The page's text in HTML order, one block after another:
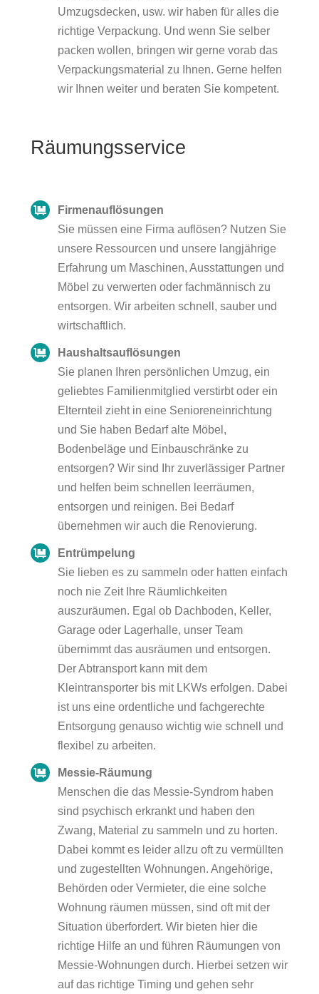
Umzugsdecken, usw. wir haben für alles die
richtige Verpackung. Und wenn Sie selber
packen wollen, bringen wir gerne vorab das
Verpackungsmaterial zu Ihnen. Gerne helfen
wir Ihnen weiter und beraten Sie kompetent.
Räumungsservice
Firmenauflösungen
Sie müssen eine Firma auflösen? Nutzen Sie
unsere Ressourcen und unsere langjährige
Erfahrung um Maschinen, Ausstattungen und
Möbel zu verwerten oder fachmännisch zu
entsorgen. Wir arbeiten schnell, sauber und
wirtschaftlich.
Haushaltsauflösungen
Sie planen Ihren persönlichen Umzug, ein
geliebtes Familienmitglied verstirbt oder ein
Elternteil zieht in eine Senioreneinrichtung
und Sie haben Bedarf alte Möbel,
Bodenbeläge und Einbauschränke zu
entsorgen? Wir sind Ihr zuverlässiger Partner
und helfen beim schnellen leerräumen,
entsorgen und reinigen. Bei Bedarf
übernehmen wir auch die Renovierung.
Entrümpelung
Sie lieben es zu sammeln oder hatten einfach
noch nie Zeit Ihre Räumlichkeiten
auszuräumen. Egal ob Dachboden, Keller,
Garage oder Lagerhalle, unser Team
übernimmt das ausräumen und entsorgen.
Der Abtransport kann mit dem
Kleintransporter bis mit LKWs erfolgen. Dabei
ist uns eine ordentliche und fachgerechte
Entsorgung genauso wichtig wie schnell und
flexibel zu arbeiten.
Messie-Räumung
Menschen die das Messie-Syndrom haben
sind psychisch erkrankt und haben den
Zwang, Material zu sammeln und zu horten.
Dabei kommt es leider allzu oft zu vermüllten
und zugestellten Wohnungen. Angehörige,
Behörden oder Vermieter, die eine solche
Wohnung räumen müssen, sind oft mit der
Situation überfordert. Wir bieten hier die
richtige Hilfe an und führen Räumungen von
Messie-Wohnungen durch. Hierbei setzen wir
auf das richtige Timing und gehen sehr